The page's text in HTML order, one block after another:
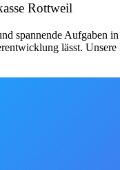
Rottweil
spannende Aufgaben
lässt.